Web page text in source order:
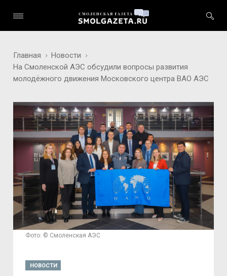
Главная
Новости
На Смоленской АЭС обсудили вопросы развития
молодёжного движения Московского центра ВАО АЭС
Фото: © Смоленская АЭС
НОВОСТИ